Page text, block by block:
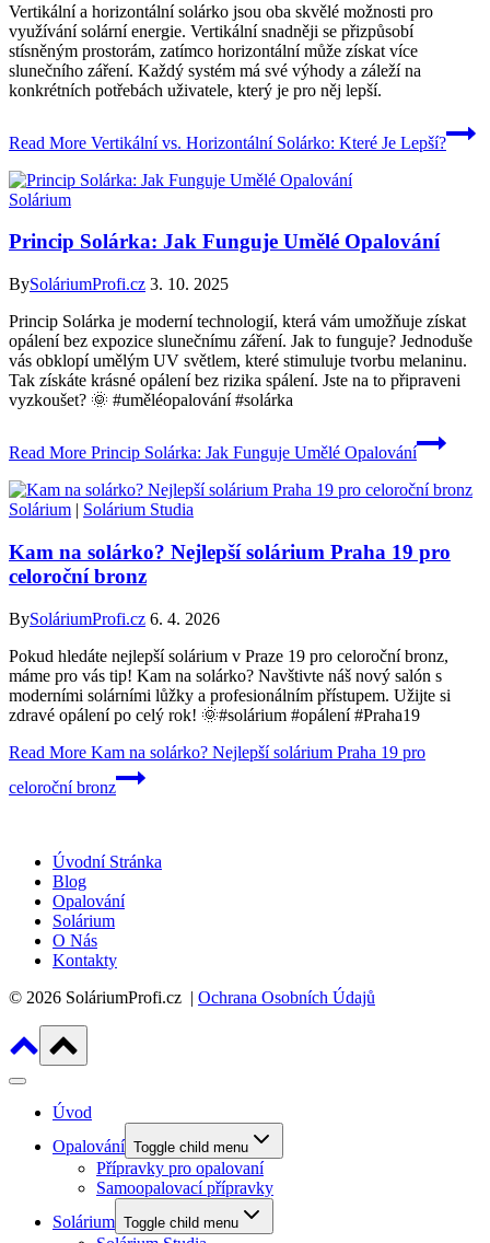
Vertikální a horizontální solárko jsou oba skvělé možnosti pro
využívání solární energie. Vertikální snadněji se přizpůsobí
stísněným prostorám, zatímco horizontální může získat více
slunečního záření. Každý systém má své výhody a záleží na
konkrétních potřebách uživatele, který je pro něj lepší.
Read More Vertikální vs. Horizontální Solárko: Které Je Lepší?
Solárium
Princip Solárka: Jak Funguje Umělé Opalování
BySoláriumProfi.cz 3. 10. 2025
Princip Solárka je moderní technologií, která vám umožňuje získat
opálení bez expozice slunečnímu záření. Jak to funguje? Jednoduše
vás obklopí umělým UV světlem, které stimuluje tvorbu melaninu.
Tak získáte krásné opálení bez rizika spálení. Jste na to připraveni
vyzkoušet? 🌞 #uměléopalování #solárka
Read More Princip Solárka: Jak Funguje Umělé Opalování
Solárium | Solárium Studia
Kam na solárko? Nejlepší solárium Praha 19 pro
celoroční bronz
BySoláriumProfi.cz 6. 4. 2026
Pokud hledáte nejlepší solárium v Praze 19 pro celoroční bronz,
máme pro vás tip! Kam na solárko? Navštivte náš nový salón s
moderními solárními lůžky a profesionálním přístupem. Užijte si
zdravé opálení po celý rok! 🌞#solárium #opálení #Praha19
Read More Kam na solárko? Nejlepší solárium Praha 19 pro
celoroční bronz
Úvodní Stránka
Blog
Opalování
Solárium
O Nás
Kontakty
© 2026 SoláriumProfi.cz | Ochrana Osobních Údajů
Úvod
Opalování Toggle child menu
Přípravky pro opalovaní
Samoopalovací přípravky
Solárium Toggle child menu